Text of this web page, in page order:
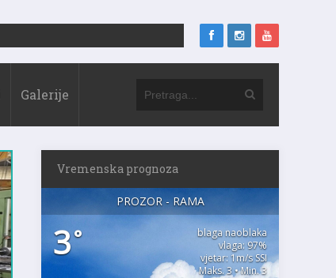
Galerije
Vremenska prognoza
PROZOR - RAMA
3°
blaga naoblaka
vlaga: 97%
vjetar: 1m/s SSI
Maks. 3 • Min. 3